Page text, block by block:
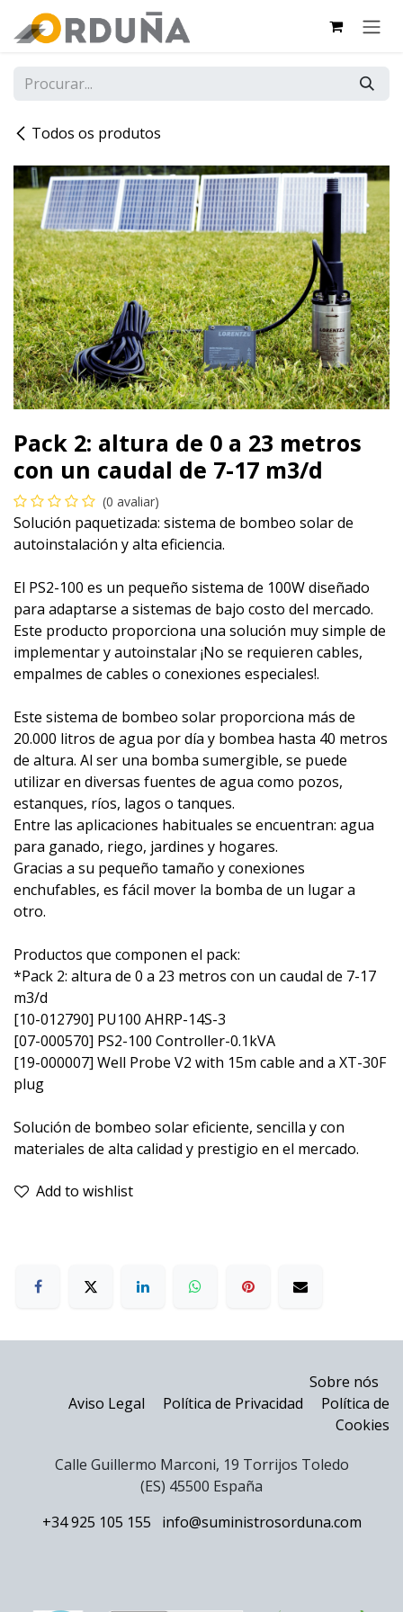
Todos os produtos
Pack 2: altura de 0 a 23 metros
con un caudal de 7-17 m3/d
(0 avaliar)
Solución paquetizada: sistema de bombeo solar de
autoinstalación y alta eficiencia.
El PS2-100 es un pequeño sistema de 100W diseñado
para adaptarse a sistemas de bajo costo del mercado.
Este producto proporciona una solución muy simple de
implementar y autoinstalar ¡No se requieren cables,
empalmes de cables o conexiones especiales!.
Este sistema de bombeo solar proporciona más de
20.000 litros de agua por día y bombea hasta 40 metros
de altura. Al ser una bomba sumergible, se puede
utilizar en diversas fuentes de agua como pozos,
estanques, ríos, lagos o tanques.
Entre las aplicaciones habituales se encuentran: agua
para ganado, riego, jardines y hogares.
Gracias a su pequeño tamaño y conexiones
enchufables, es fácil mover la bomba de un lugar a
otro.
Productos que componen el pack:
*Pack 2: altura de 0 a 23 metros con un caudal de 7-17
m3/d
[10-012790] PU100 AHRP-14S-3
[07-000570] PS2-100 Controller-0.1kVA
[19-000007] Well Probe V2 with 15m cable and a XT-30F
plug
Solución de bombeo solar eficiente, sencilla y con
materiales de alta calidad y prestigio en el mercado.
Add to wishlist
Sobre nós
Aviso Legal
Política de Privacidad
Política de
Cookies
Calle Guillermo Marconi, 19 Torrijos Toledo
(ES) 45500 España
+34 925 105 155
info@suministrosorduna.com